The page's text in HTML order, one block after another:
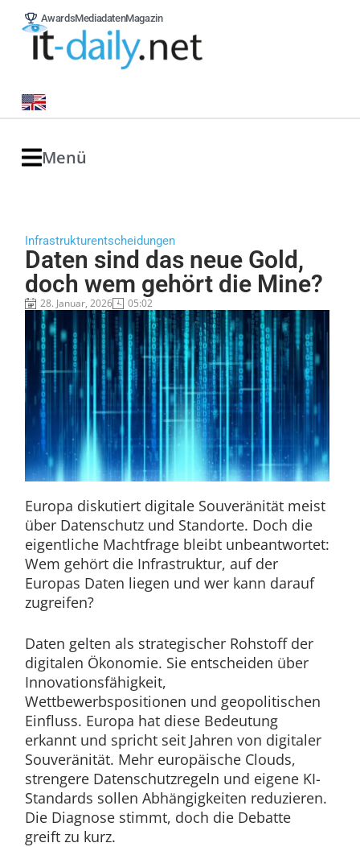
AwardsMediadatenMagazin
Menü
Infrastrukturentscheidungen
Daten sind das neue Gold,
doch wem gehört die Mine?
28. Januar, 2026 05:02
Europa diskutiert digitale Souveränität meist
über Datenschutz und Standorte. Doch die
eigentliche Machtfrage bleibt unbeantwortet:
Wem gehört die Infrastruktur, auf der
Europas Daten liegen und wer kann darauf
zugreifen?
Daten gelten als strategischer Rohstoff der
digitalen Ökonomie. Sie entscheiden über
Innovationsfähigkeit,
Wettbewerbspositionen und geopolitischen
Einfluss. Europa hat diese Bedeutung
erkannt und spricht seit Jahren von digitaler
Souveränität. Mehr europäische Clouds,
strengere Datenschutzregeln und eigene KI-
Standards sollen Abhängigkeiten reduzieren.
Die Diagnose stimmt, doch die Debatte
greift zu kurz.